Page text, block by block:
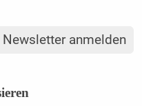
Newsletter anmelden